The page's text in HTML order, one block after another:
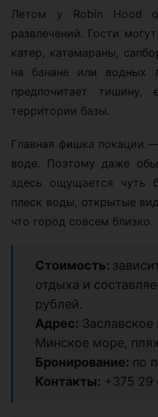
Летом у Robin Hood
развлечений. Гости
катер, катамараны,
на банане или водных
предпочитает
территории базы.
Главная фишка локации
воде. Поэтому даже
здесь ощущается чуть
плеск воды, открытые
что город совсем близко.
Стоимость:
отдыха и
рублей.
Адрес:
Минское море,
Бронирование: по
Контакты: +375 29